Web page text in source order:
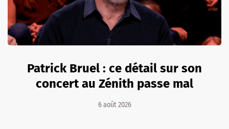
Patrick Bruel : ce détail sur son
concert au Zénith passe mal
6 août 2026